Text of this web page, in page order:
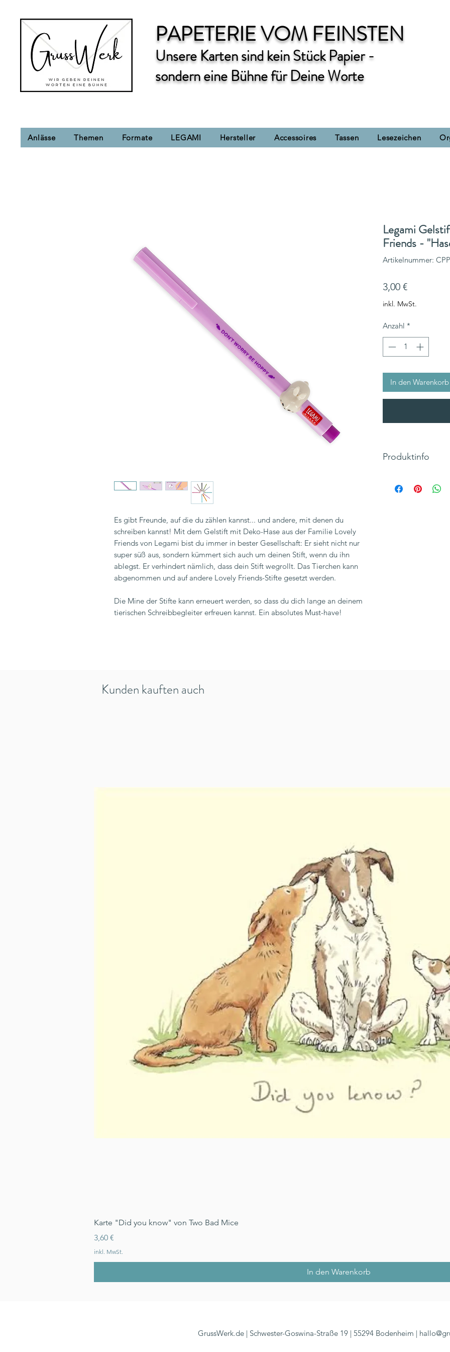
PAPETERIE VOM FEINSTEN
Unsere Karten sind kein Stück Papier -
sondern eine Bühne für Deine Worte
Anlässe Themen Formate LEGAMI Hersteller Accessoires Tassen Lesezeichen
Es gibt Freunde, auf die du zählen kannst... und andere, mit denen du
schreiben kannst! Mit dem Gelstift mit Deko-Hase aus der Familie Lovely
Friends von Legami bist du immer in bester Gesellschaft: Er sieht nicht nur
super süß aus, sondern kümmert sich auch um deinen Stift, wenn du ihn
ablegst. Er verhindert nämlich, dass dein Stift wegrollt. Das Tierchen kann
abgenommen und auf andere Lovely Friends-Stifte gesetzt werden.
Die Mine der Stifte kann erneuert werden, so dass du dich lange an deinem
tierischen Schreibbegleiter erfreuen kannst. Ein absolutes Must-have!
Legami
Friends -
Artikelnummer:
3,00 €Preis
inkl. MwSt.
Anzahl *
In den Warenkorb
Produktinfo
Text: "Don't worry
Kunden kauften auch
Karte "Did you know" von Two Bad Mice
Preis
3,60 €
inkl. MwSt.
In den Warenkorb
GrussWerk.de | Schwester-Goswina-Straße 19 | 55294 Bodenheim |